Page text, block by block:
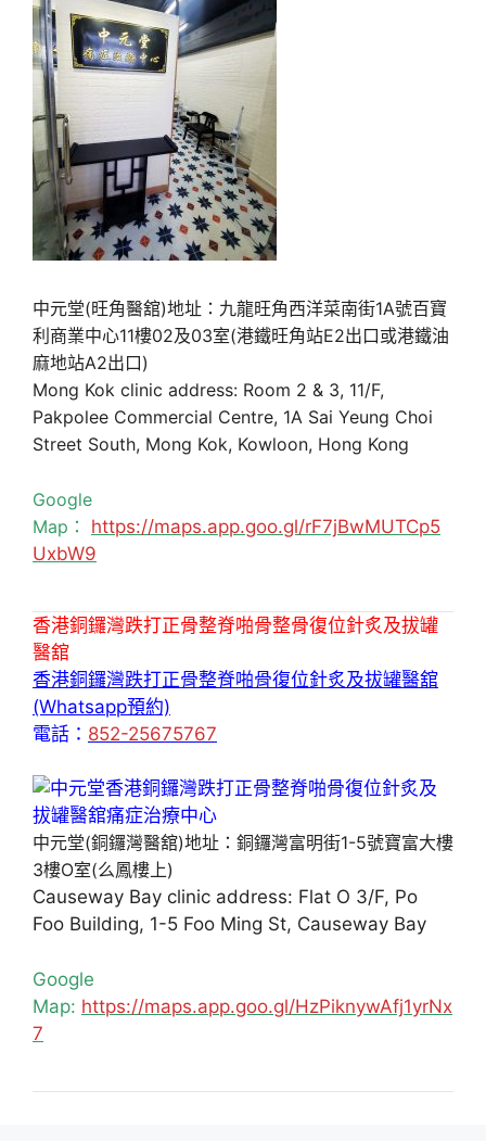
中元堂(旺角醫舘)地址：九龍旺角西洋菜南街1A號百寶
利商業中心11樓02及03室(港鐵旺角站E2出口或港鐵油
麻地站A2出口)
Mong Kok clinic address: Room 2 & 3, 11/F,
Pakpolee Commercial Centre, 1A Sai Yeung Choi
Street South, Mong Kok, Kowloon, Hong Kong
Google
Map： https://maps.app.goo.gl/rF7jBwMUTCp5
UxbW9
香港銅鑼灣跌打正骨整脊啪骨整骨復位針炙及拔罐
醫舘
香港銅鑼灣跌打正骨整脊啪骨復位針炙及拔罐醫舘
(Whatsapp預約)
電話： 852-25675767
中元堂(銅鑼灣醫舘)地址：銅鑼灣富明街1-5號寶富大樓
3樓O室(么鳳樓上)
Causeway Bay clinic address: Flat O 3/F, Po
Foo Building, 1-5 Foo Ming St, Causeway Bay
Google
Map: https://maps.app.goo.gl/HzPiknywAfj1yrNx
7